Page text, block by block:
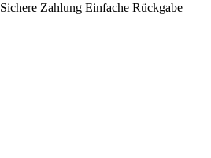
Sichere Zahlung Einfache Rückgabe